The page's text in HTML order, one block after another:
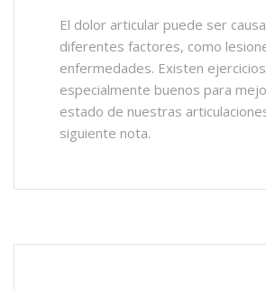
El dolor articular puede ser
diferentes factores, como
enfermedades. Existen
especialmente buenos para
estado de nuestras
siguiente nota.